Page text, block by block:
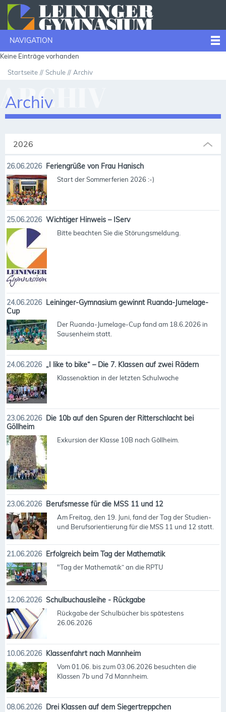
NAVIGATION
Keine Einträge vorhanden
Startseite Schule Archiv
Archiv
2026
26.06.2026 Feriengrüße von Frau Hanisch
Start der Sommerferien 2026 :-)
25.06.2026 Wichtiger Hinweis – IServ
Bitte beachten Sie die Störungsmeldung.
24.06.2026 Leininger-Gymnasium gewinnt Ruanda-Jumelage-
Cup
Der Ruanda-Jumelage-Cup fand am 18.6.2026 in
Sausenheim statt.
24.06.2026 „I like to bike“ – Die 7. Klassen auf zwei Rädern
Klassenaktion in der letzten Schulwoche
23.06.2026 Die 10b auf den Spuren der Ritterschlacht bei
Göllheim
Exkursion der Klasse 10B nach Göllheim.
23.06.2026 Berufsmesse für die MSS 11 und 12
Am Freitag, den 19. Juni, fand der Tag der Studien-
und Berufsorientierung für die MSS 11 und 12 statt.
21.06.2026 Erfolgreich beim Tag der Mathematik
"Tag der Mathematik“ an die RPTU
12.06.2026 Schulbuchausleihe - Rückgabe
Rückgabe der Schulbücher bis spätestens
26.06.2026
10.06.2026 Klassenfahrt nach Mannheim
Vom 01.06. bis zum 03.06.2026 besuchten die
Klassen 7b und 7d Mannheim.
08.06.2026 Drei Klassen auf dem Siegertreppchen